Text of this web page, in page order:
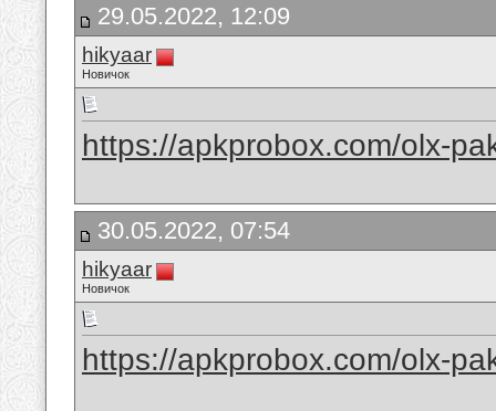
29.05.2022, 12:09
hikyaar
Новичок
https://apkprobox.com/olx-
30.05.2022, 07:54
hikyaar
Новичок
https://apkprobox.com/olx-